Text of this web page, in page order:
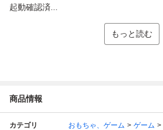
起動確認済...
もっと読む
商品情報
カテゴリ おもちゃ、ゲーム ゲーム